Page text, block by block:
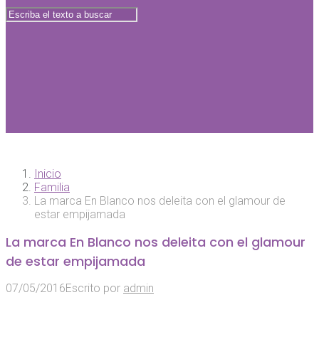
Inicio
Familia
La marca En Blanco nos deleita con el glamour de
estar empijamada
La marca En Blanco nos deleita con el glamour
de estar empijamada
07/05/2016Escrito por admin